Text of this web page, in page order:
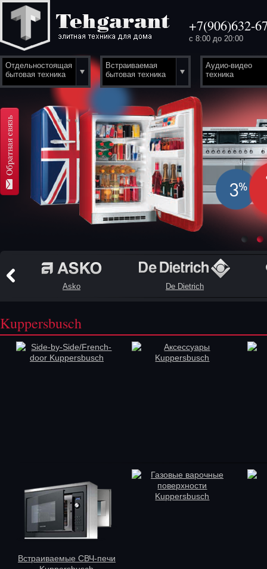
+7(906)632-
с 8:00 до 20:00
Отдельностоящая
бытовая техника
Встраиваемая
бытовая техника
Аудио-видео
техника
Asko De Dietrich
Kuppersbusch
Side-by-Side/French-
door Kuppersbusch
Аксессуары
Kuppersbusch
Встраиваемые СВЧ-печи
Газовые варочные
поверхности
Kuppersbusch